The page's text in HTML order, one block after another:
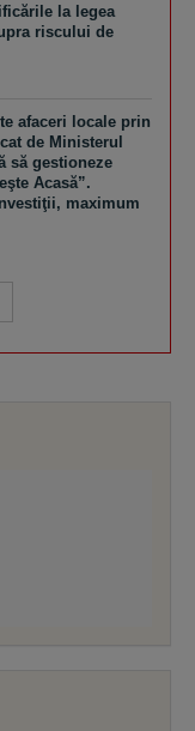
la legea
riscului de
afaceri locale prin
de Ministerul
să gestioneze
Acasă”.
maximum